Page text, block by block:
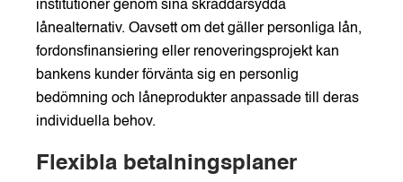
institutioner genom sina skräddarsydda
lånealternativ. Oavsett om det gäller personliga lån,
fordonsfinansiering eller renoveringsprojekt kan
bankens kunder förvänta sig en personlig
bedömning och låneprodukter anpassade till deras
individuella behov.
Flexibla betalningsplaner